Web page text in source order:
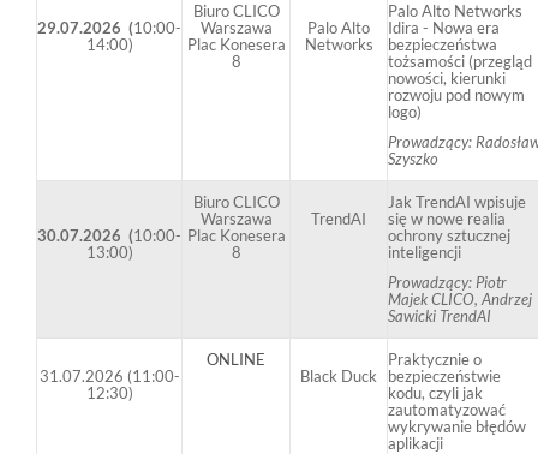
29.07.2026 (10:00-
14:00)
Biuro CLICO
Warszawa
Plac Konesera
8
Palo Alto
Networks
Palo Alto Networks
Idira - Nowa era
bezpieczeństwa
tożsamości (przegląd
nowości, kierunki
rozwoju pod nowym
logo)
Prowadzący:
Szyszko
30.07.2026 (10:00-
13:00)
Biuro CLICO
Warszawa
Plac Konesera
8
TrendAI
Jak TrendAI wpisuje
się w nowe realia
ochrony sztucznej
inteligencji
Prowadzący: Piotr
Majek CLICO, Andrzej
Sawicki TrendAI
31.07.2026 (11:00-
12:30)
ONLINE
Black Duck
Praktycznie o
bezpieczeństwie
kodu, czyli jak
zautomatyzować
wykrywanie błędów
aplikacji